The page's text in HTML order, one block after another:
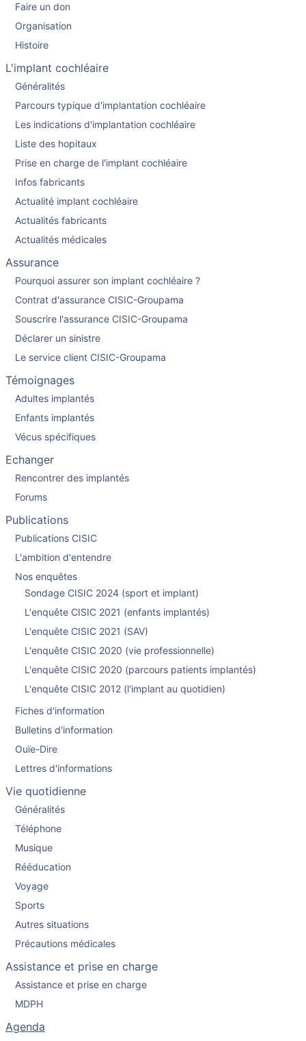
Faire un don
Organisation
Histoire
L'implant cochléaire
Généralités
Parcours typique d'implantation cochléaire
Les indications d'implantation cochléaire
Liste des hopitaux
Prise en charge de l'implant cochléaire
Infos fabricants
Actualité implant cochléaire
Actualités fabricants
Actualités médicales
Assurance
Pourquoi assurer son implant cochléaire ?
Contrat d'assurance CISIC-Groupama
Souscrire l'assurance CISIC-Groupama
Déclarer un sinistre
Le service client CISIC-Groupama
Témoignages
Adultes implantés
Enfants implantés
Vécus spécifiques
Echanger
Rencontrer des implantés
Forums
Publications
Publications CISIC
L'ambition d'entendre
Nos enquêtes
Sondage CISIC 2024 (sport et implant)
L'enquête CISIC 2021 (enfants implantés)
L'enquête CISIC 2021 (SAV)
L'enquête CISIC 2020 (vie professionnelle)
L'enquête CISIC 2020 (parcours patients implantés)
L'enquête CISIC 2012 (l'implant au quotidien)
Fiches d'information
Bulletins d'information
Ouïe-Dire
Lettres d'informations
Vie quotidienne
Généralités
Téléphone
Musique
Rééducation
Voyage
Sports
Autres situations
Précautions médicales
Assistance et prise en charge
Assistance et prise en charge
MDPH
Agenda